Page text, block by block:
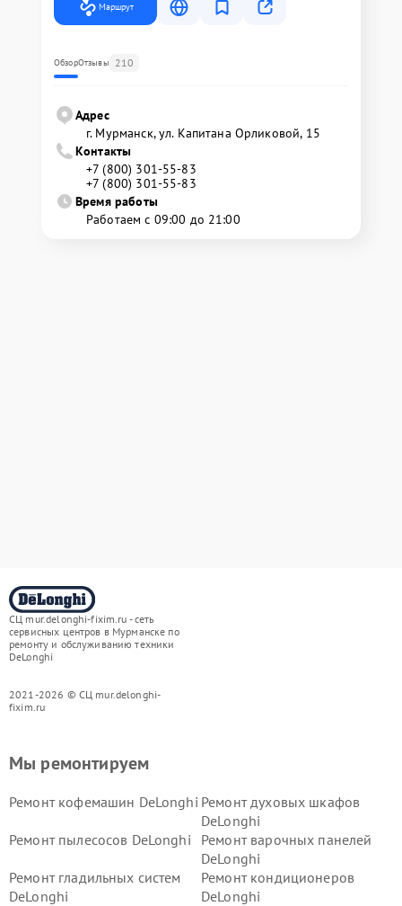
Маршрут
ОбзорОтзывы 210
Адрес
г. Мурманск, ул. Капитана Орликовой, 15
Контакты
+7 (800) 301-55-83
+7 (800) 301-55-83
Время работы
Работаем с 09:00 до 21:00
СЦ mur.delonghi-fixim.ru - сеть
сервисных центров в Мурманске по
ремонту и обслуживанию техники
DeLonghi
2021-2026 © СЦ mur.delonghi-
fixim.ru
Мы ремонтируем
Ремонт кофемашин DeLonghi Ремонт духовых шкафов
DeLonghi
Ремонт пылесосов DeLonghi
Ремонт варочных панелей
DeLonghi
Ремонт гладильных систем
DeLonghi
Ремонт кондиционеров
DeLonghi